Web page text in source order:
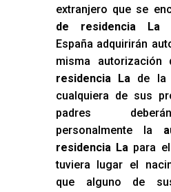
extranjero que se
de residencia La
España adquirirán
misma autorización
residencia Lade la
cualquiera de sus
padres
personalmente la
residencia Lapara el
tuviera lugar el
que alguno de